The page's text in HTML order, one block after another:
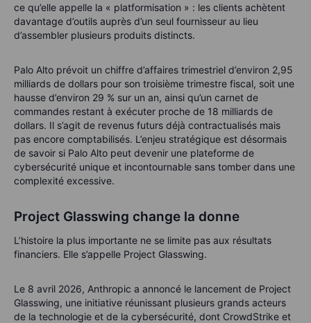
ce qu’elle appelle la « platformisation » : les clients achètent
davantage d’outils auprès d’un seul fournisseur au lieu
d’assembler plusieurs produits distincts.
Palo Alto prévoit un chiffre d’affaires trimestriel d’environ 2,95
milliards de dollars pour son troisième trimestre fiscal, soit une
hausse d’environ 29 % sur un an, ainsi qu’un carnet de
commandes restant à exécuter proche de 18 milliards de
dollars. Il s’agit de revenus futurs déjà contractualisés mais
pas encore comptabilisés. L’enjeu stratégique est désormais
de savoir si Palo Alto peut devenir une plateforme de
cybersécurité unique et incontournable sans tomber dans une
complexité excessive.
Project Glasswing change la donne
L’histoire la plus importante ne se limite pas aux résultats
financiers. Elle s’appelle Project Glasswing.
Le 8 avril 2026, Anthropic a annoncé le lancement de Project
Glasswing, une initiative réunissant plusieurs grands acteurs
de la technologie et de la cybersécurité, dont CrowdStrike et